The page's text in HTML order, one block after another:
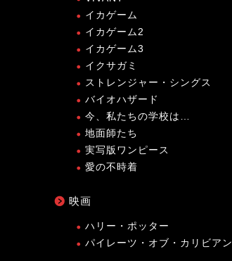
イカゲーム
イカゲーム2
イカゲーム3
イクサガミ
ストレンジャー・シングス
バイオハザード
今、私たちの学校は…
地面師たち
実写版ワンピース
愛の不時着
映画
ハリー・ポッター
パイレーツ・オブ・カリビアン